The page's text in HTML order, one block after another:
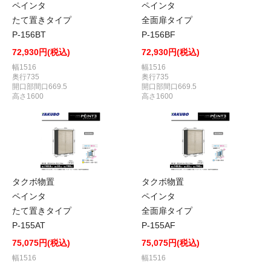
ペインタ
たて置きタイプ
P-156BT
72,930円(税込)
幅1516
奥行735
開口部間口669.5
高さ1600
ペインタ
全面扉タイプ
P-156BF
72,930円(税込)
幅1516
奥行735
開口部間口669.5
高さ1600
タクボ物置
ペインタ
たて置きタイプ
P-155AT
75,075円(税込)
幅1516
タクボ物置
ペインタ
全面扉タイプ
P-155AF
75,075円(税込)
幅1516